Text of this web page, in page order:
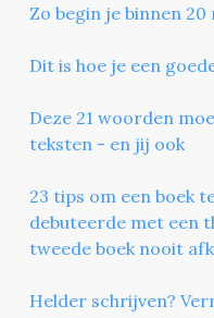
Zo begin je binnen
Dit is hoe je een
Deze 21 woorden
teksten - en jij ook
23 tips om een boek
debuteerde met een
tweede boek nooit
Helder schrijven?